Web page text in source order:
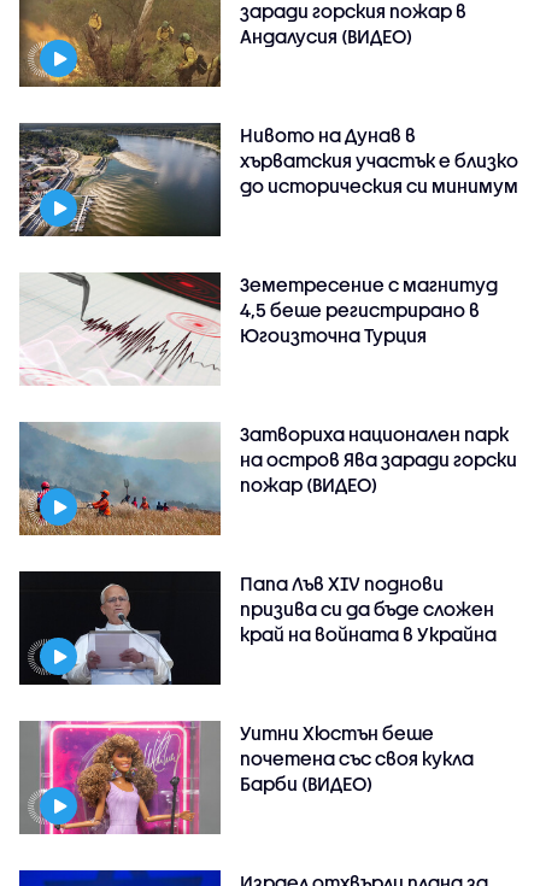
заради горския пожар в
Андалусия (ВИДЕО)
Нивото на Дунав в
хърватския участък е близко
до историческия си минимум
Земетресение с магнитуд
4,5 беше регистрирано в
Югоизточна Турция
Затвориха национален парк
на остров Ява заради горски
пожар (ВИДЕО)
Папа Лъв XIV поднови
призива си да бъде сложен
край на войната в Украйна
Уитни Хюстън беше
почетена със своя кукла
Барби (ВИДЕО)